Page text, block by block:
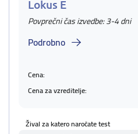
Lokus E
Povprečni čas izvedbe: 3-4 dni
Podrobno
Cena:
Cena za vzreditelje:
Žival za katero naročate test